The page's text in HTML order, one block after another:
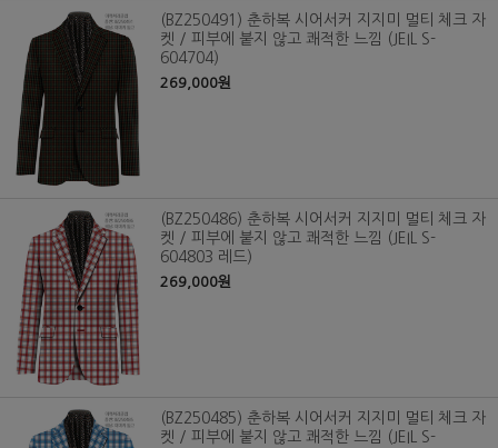
(BZ250491) 춘하복 시어서커 지지미 멀티 체크 자
켓 / 피부에 붙지 않고 쾌적한 느낌 (JEIL S-
604704)
269,000원
(BZ250486) 춘하복 시어서커 지지미 멀티 체크 자
켓 / 피부에 붙지 않고 쾌적한 느낌 (JEIL S-
604803 레드)
269,000원
(BZ250485) 춘하복 시어서커 지지미 멀티 체크 자
켓 / 피부에 붙지 않고 쾌적한 느낌 (JEIL S-